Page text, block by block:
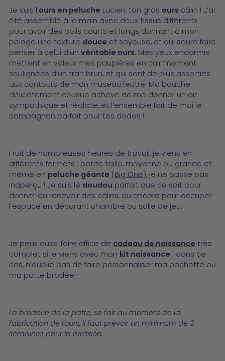
Ajouter
un
produit
à
votre
panier
Je suis l’ours en peluche Lucien, ton gros ours câlin ! J’ai
été assemblé à la main avec deux tissus différents
pour avoir des poils courts et longs donnant à mon
pelage une texture douce et soyeuse, et qui saura faire
penser à celui d’un véritable ours. Mes yeux endormis
mettent en valeur mes paupières en cuir finement
soulignées d’un trait brun, et qui sont de plus assorties
aux contours de mon museau feutré. Ma bouche
délicatement cousue achève de me donner un air
sympathique et réaliste, et l’ensemble fait de moi le
compagnon parfait pour tes dodos !
Fruit de nombreuses heures de travail, je viens en
différents formats : petite taille, moyenne ou grande et
même en peluche géante (Big One), je ne passe pas
inaperçu ! Je suis le doudou parfait que ce soit pour
donner ou recevoir des câlins, ou encore pour occuper
l’espace en décorant chambre ou salle de jeu.
Je peux aussi faire office de cadeau de naissance très
complet si je viens avec mon kit naissance ; dans ce
cas, n’oublie pas de faire personnaliser ma pochette ou
ma patte brodée !
La broderie de la patte, se fait au moment de la
fabrication de l'ours, il faut prévoir un minimum de 3
semaines pour la livraison.